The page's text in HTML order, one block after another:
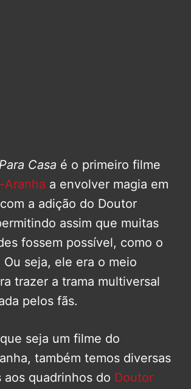
Casa é o primeiro filme
Aranha a envolver magia em
a adição do Doutor
assim que muitas
fossem possível, como o
seja, ele era o meio
trazer a trama multiversal
pelos fãs.
seja um filme do
também temos diversas
aos quadrinhos do Doutor